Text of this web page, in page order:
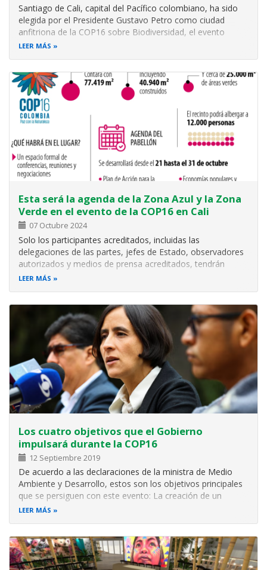
Santiago de Cali, capital del Pacífico colombiano, ha sido
elegida por el Presidente Gustavo Petro como ciudad
anfitriona de la COP16 sobre Biodiversidad, el evento
internacional más importante jamás celebrado en el país.
LEER MÁS
Esta será la agenda de la Zona Azul y la Zona
Verde en el evento de la COP16 en Cali
07 Octubre 2024
Solo los participantes acreditados, incluidas las
delegaciones de las partes, jefes de Estado, observadores
autorizados y medios de prensa acreditados, tendrán
acceso a la Zona Azul.
En laZona Verdehabrá conferencias, paneles, talleres,
exposiciones de proyectos ambientales, presentaciones
LEER MÁS
Los cuatro objetivos que el Gobierno
impulsará durante la COP16
12 Septiembre 2019
De acuerdo a las declaraciones de la ministra de Medio
Ambiente y Desarrollo, estos son los objetivos principales
que se persiguen con este evento: La creación de un
“fondo para repartir los beneficios del uso de los recursos
LEER MÁS